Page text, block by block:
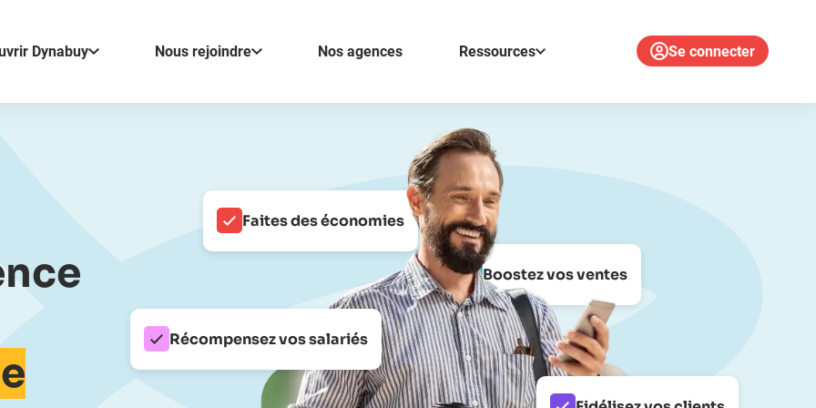
Dynabuy Nous rejoindre Nos agences Ressources Se connecter
Faites des économies
Boostez vos ventes
Récompensez vos salariés